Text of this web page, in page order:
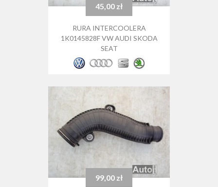
Cena
45,00 zł
RURA INTERCOOLERA
1K0145828F VW AUDI SKODA
SEAT
Cena99,00 zł